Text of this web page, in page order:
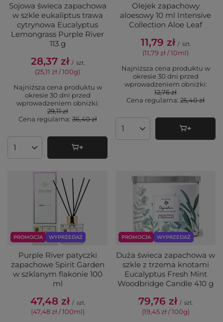
Sojowa świeca zapachowa
w szkle eukaliptus trawa
cytrynowa Eucalyptus
Lemongrass Purple River
113 g
28,37 zł / szt.
(25,11 zł / 100g)
Najniższa cena produktu w
okresie 30 dni przed
wprowadzeniem obniżki:
29,11 zł
Cena regularna:36,40 zł
Ilość produktów
Olejek zapachowy
aloesowy 10 ml Intensive
Collection Aloe Leaf
11,79 zł / szt.
(11,79 zł / 10ml)
Najniższa cena produktu w
okresie 30 dni przed
wprowadzeniem obniżki:
12,76 zł
Cena regularna: 25,40 zł
Ilość produktów
PROMOCJA WYPRZEDAŻ
Purple River patyczki
zapachowe Spirit Garden
w szklanym flakonie 100
ml
47,48 zł / szt.
(47,48 zł / 100ml)
PROMOCJA WYPRZEDAŻ
Duża świeca zapachowa w
szkle z trzema knotami
Eucalyptus Fresh Mint
Woodbridge Candle 410 g
79,76 zł / szt.
(19,45 zł / 100g)